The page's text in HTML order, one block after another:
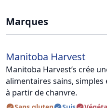
Marques
Manitoba Harvest
Manitoba Harvest’s crée
alimentaires sains,
à partir de chanvre.